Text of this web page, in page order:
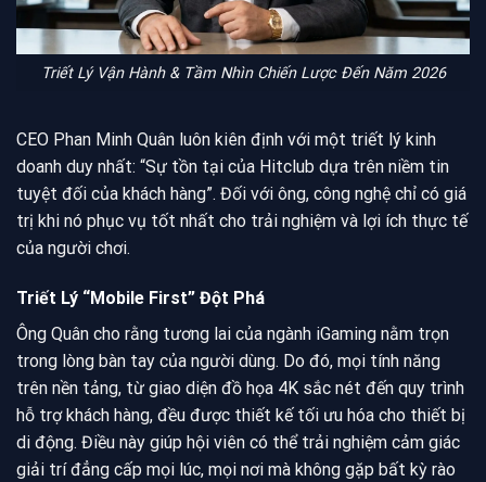
Triết Lý Vận Hành & Tầm Nhìn Chiến Lược Đến Năm 2026
CEO Phan Minh Quân luôn kiên định với một triết lý kinh
doanh duy nhất: “Sự tồn tại của Hitclub dựa trên niềm tin
tuyệt đối của khách hàng”. Đối với ông, công nghệ chỉ có giá
trị khi nó phục vụ tốt nhất cho trải nghiệm và lợi ích thực tế
của người chơi.
Triết Lý “Mobile First” Đột Phá
Ông Quân cho rằng tương lai của ngành iGaming nằm trọn
trong lòng bàn tay của người dùng. Do đó, mọi tính năng
trên nền tảng, từ giao diện đồ họa 4K sắc nét đến quy trình
hỗ trợ khách hàng, đều được thiết kế tối ưu hóa cho thiết bị
di động. Điều này giúp hội viên có thể trải nghiệm cảm giác
giải trí đẳng cấp mọi lúc, mọi nơi mà không gặp bất kỳ rào